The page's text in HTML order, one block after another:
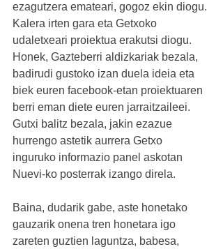
ezagutzera emateari, gogoz ekin diogu.
Kalera irten gara eta Getxoko
udaletxeari proiektua erakutsi diogu.
Honek, Gazteberri aldizkariak bezala,
badirudi gustoko izan duela ideia eta
biek euren facebook-etan proiektuaren
berri eman diete euren jarraitzaileei.
Gutxi balitz bezala, jakin ezazue
hurrengo astetik aurrera Getxo
inguruko informazio panel askotan
Nuevi-ko posterrak izango direla.
Baina, dudarik gabe, aste honetako
gauzarik onena tren honetara igo
zareten guztien laguntza, babesa,